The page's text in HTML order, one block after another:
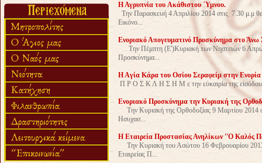
«πολύ αργά».
Ζητείται....
Η Αγρυπνία του Aκάθιστου ΄Υμνου.
Την Παρασκευή 4 Απριλίου 2014 στις 7.30 μ.μ
Εικόνο...
Ενοριακό Απογευματινό Προσκύνημα στο
Tην Πέμπτη (Ε')Κυριακή των Νηστειών 6
Προσκύνημα...
H Aγία Κάρα του Οσίου Σεραφείμ στην
Π Ρ Ο Σ Κ Λ Η Σ Η Μ ε την εὐκαιρία της εἰσόδου
Ενοριακό Προσκύνημα την Κυριακή της
Την Κυριακή της Ορθοδοξίας 9 Μαρτίου 2014
Ησυχασ...
Η Εταιρεία Προστασίας Ανηλίκων ''Ο Καλός
Την Κυριακή του Ασώτου 16 Φεβρουαρίου 2013
Εταιρείας Π...